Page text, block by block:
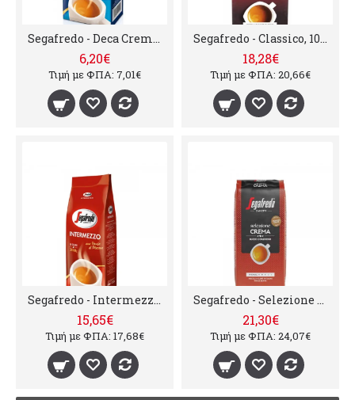
Segafredo - Deca Crem, 250g αλεσμένος
6,20€
Τιμή με ΦΠΑ: 7,01€
Segafredo - Classico, 1000g σε κόκκους
18,28€
Τιμή με ΦΠΑ: 20,66€
Segafredo - Intermezzo, 1000g σε κόκκους
15,65€
Τιμή με ΦΠΑ: 17,68€
Segafredo - Selezione Crema, 1000g σε κόκκους
21,30€
Τιμή με ΦΠΑ: 24,07€